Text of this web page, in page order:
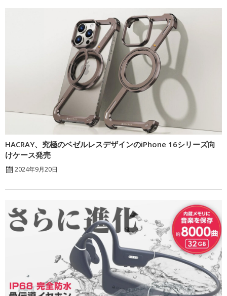
HACRAY、究極のベゼルレスデザインのiPhone 16シリーズ向
けケース発売
2024年9月20日